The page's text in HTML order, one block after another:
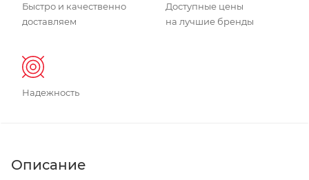
Быстро и качественно
доставляем
Доступные цены
на лучшие бренды
Надежность
Описание